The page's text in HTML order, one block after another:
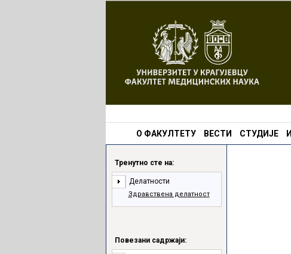
О ФАКУЛТЕТУ ВЕСТИ СТУДИЈЕ
Тренутно сте на:
Делатности
Здравствена делатност
Повезани садржаји: